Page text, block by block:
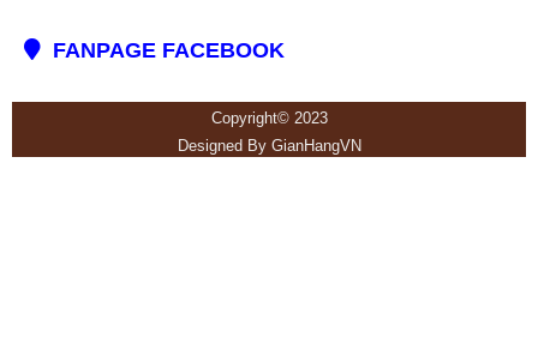
FANPAGE FACEBOOK
Copyright© 2023
Designed By GianHangVN